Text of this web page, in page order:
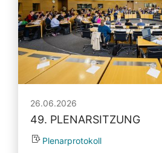
26.06.2026
49. PLENARSITZUNG
Plenarprotokoll